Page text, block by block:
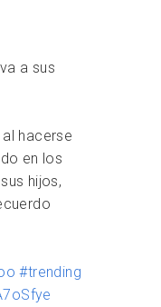
a sus
hacerse
en los
hijos,
#trending